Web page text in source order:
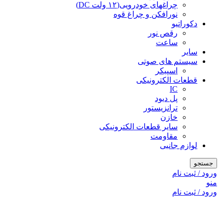
چراغهای خودرویی(۱۲ ولت DC)
نورافکن و چراغ قوه
دکوراتیو
رقص نور
ساعت
سایر
سیستم های صوتی
اسپیکر
قطعات الکترونیکی
IC
پل دیود
ترانزیستور
خازن
سایر قطعات الکترونیکی
مقاومت
لوازم جانبی
جستجو
ورود / ثبت نام
منو
ورود / ثبت نام